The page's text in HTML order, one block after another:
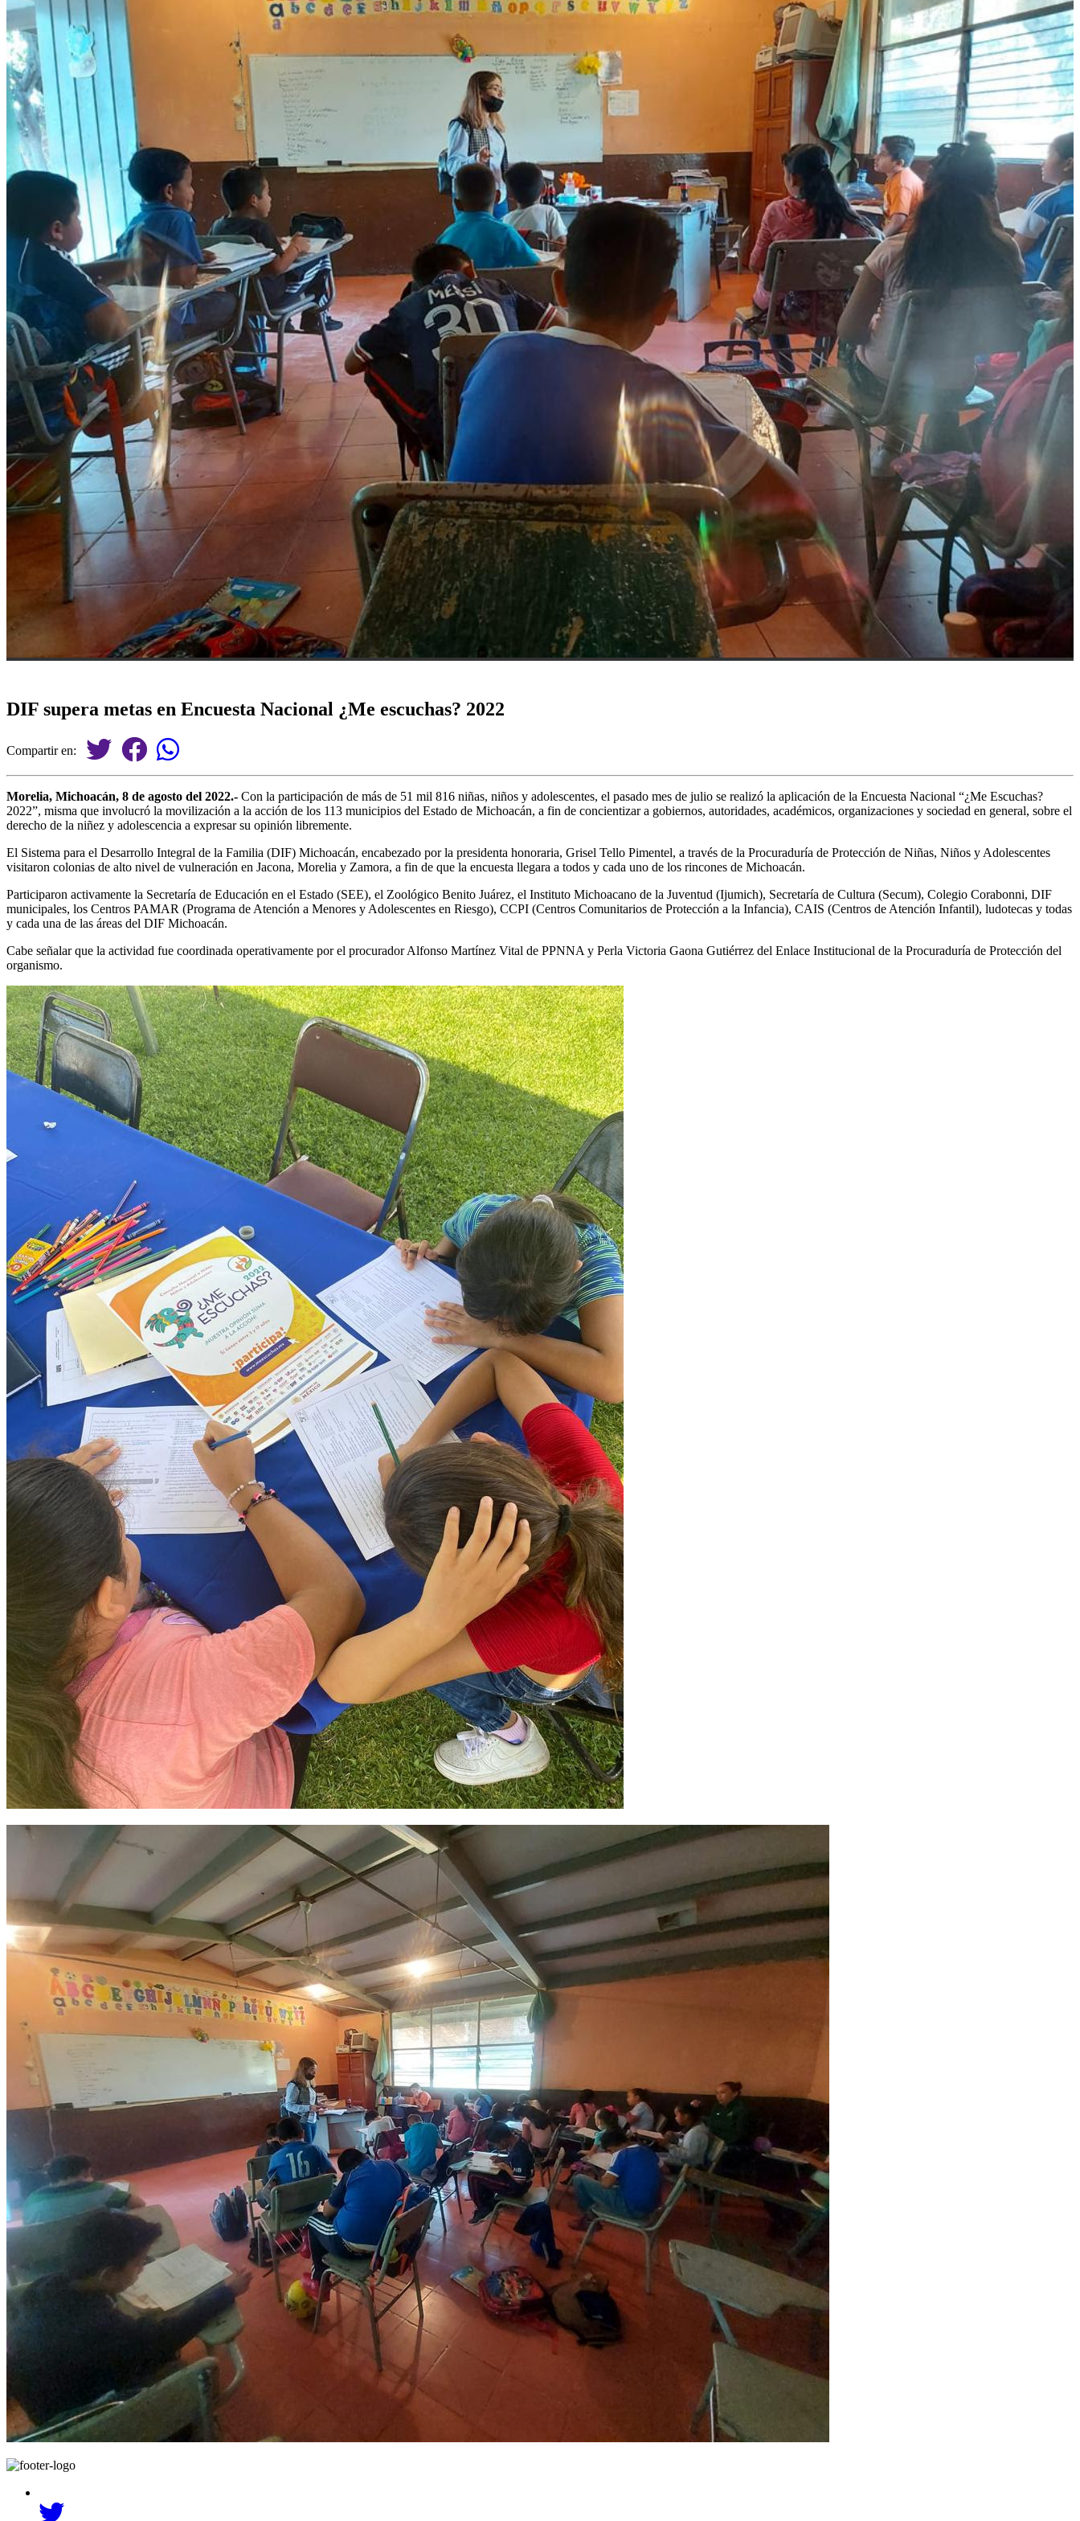
DIF supera metas en Encuesta Nacional ¿Me escuchas? 2022
Compartir en:
Morelia, Michoacán, 8 de agosto del 2022.- Con la participación de más de 51 mil 816 niñas, niños y adolescentes, el pasado mes de julio se realizó la aplicación de la Encuesta Nacional “¿Me Escuchas?
2022”, misma que involucró la movilización a la acción de los 113 municipios del Estado de Michoacán, a fin de concientizar a gobiernos, autoridades, académicos, organizaciones y sociedad en general, sobre el
derecho de la niñez y adolescencia a expresar su opinión libremente.
El Sistema para el Desarrollo Integral de la Familia (DIF) Michoacán, encabezado por la presidenta honoraria, Grisel Tello Pimentel, a través de la Procuraduría de Protección de Niñas, Niños y Adolescentes
visitaron colonias de alto nivel de vulneración en Jacona, Morelia y Zamora, a fin de que la encuesta llegara a todos y cada uno de los rincones de Michoacán.
Participaron activamente la Secretaría de Educación en el Estado (SEE), el Zoológico Benito Juárez, el Instituto Michoacano de la Juventud (Ijumich), Secretaría de Cultura (Secum), Colegio Corabonni, DIF
municipales, los Centros PAMAR (Programa de Atención a Menores y Adolescentes en Riesgo), CCPI (Centros Comunitarios de Protección a la Infancia), CAIS (Centros de Atención Infantil), ludotecas y todas
y cada una de las áreas del DIF Michoacán.
Cabe señalar que la actividad fue coordinada operativamente por el procurador Alfonso Martínez Vital de PPNNA y Perla Victoria Gaona Gutiérrez del Enlace Institucional de la Procuraduría de Protección del
organismo.